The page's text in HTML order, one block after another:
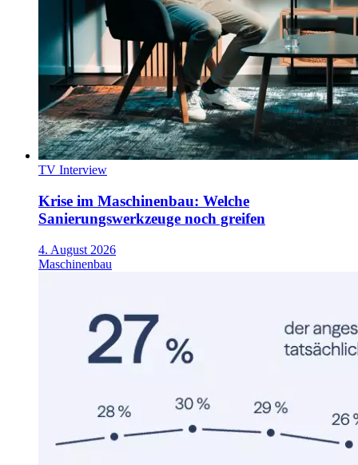
TV Interview
Krise im Maschinenbau: Welche
Sanierungswerkzeuge noch greifen
4. August 2026
Maschinenbau